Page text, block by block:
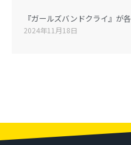
『ガールズバンドクライ』が
2024年11月18日